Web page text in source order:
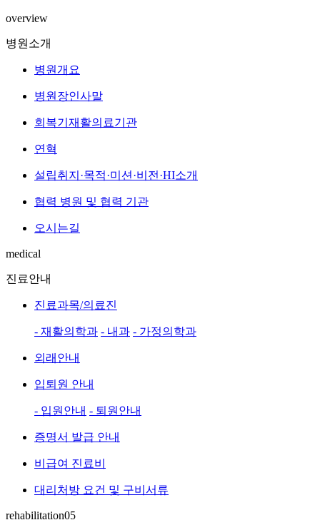
overview
병원소개
병원개요
병원장인사말
회복기재활의료기관
연혁
설립취지·목적·미션·비전·HI소개
협력 병원 및 협력 기관
오시는길
medical
진료안내
진료과목/의료진
- 재활의학과 - 내과 - 가정의학과
외래안내
입퇴원 안내
- 입원안내 - 퇴원안내
증명서 발급 안내
비급여 진료비
대리처방 요건 및 구비서류
rehabilitation05